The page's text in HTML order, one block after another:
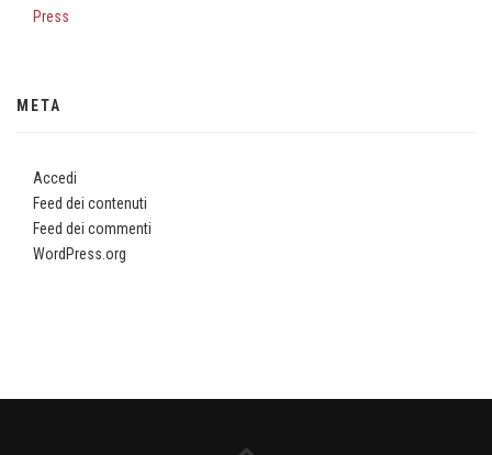
Press
META
Accedi
Feed dei contenuti
Feed dei commenti
WordPress.org